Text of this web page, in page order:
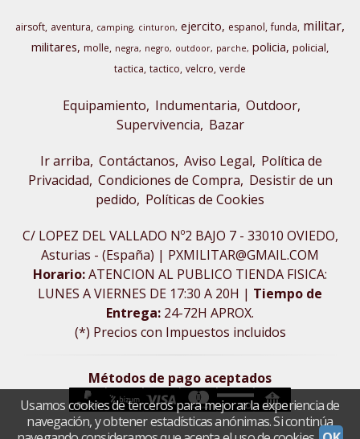
airsoft aventura camping cinturon ejercito espanol funda militar
militares molle negra negro outdoor parche policia policial
tactica tactico velcro verde
Equipamiento Indumentaria Outdoor,
Supervivencia Bazar
Ir arriba Contáctanos Aviso Legal Política de
Privacidad Condiciones de Compra Desistir de un
pedido Políticas de Cookies
C/ LOPEZ DEL VALLADO Nº2 BAJO 7 - 33010 OVIEDO,
Asturias - (España) | PXMILITAR@GMAIL.COM
Horario:ATENCION AL PUBLICO TIENDA FISICA:
LUNES A VIERNES DE 17:30 A 20H | Tiempo de
Entrega: 24-72H APROX.
(*) Precios con Impuestos incluidos
Métodos de pago aceptados
Usamos cookies de terceros para mejorar la experiencia de
navegación, y obtener estadísticas anónimas. Si continúa